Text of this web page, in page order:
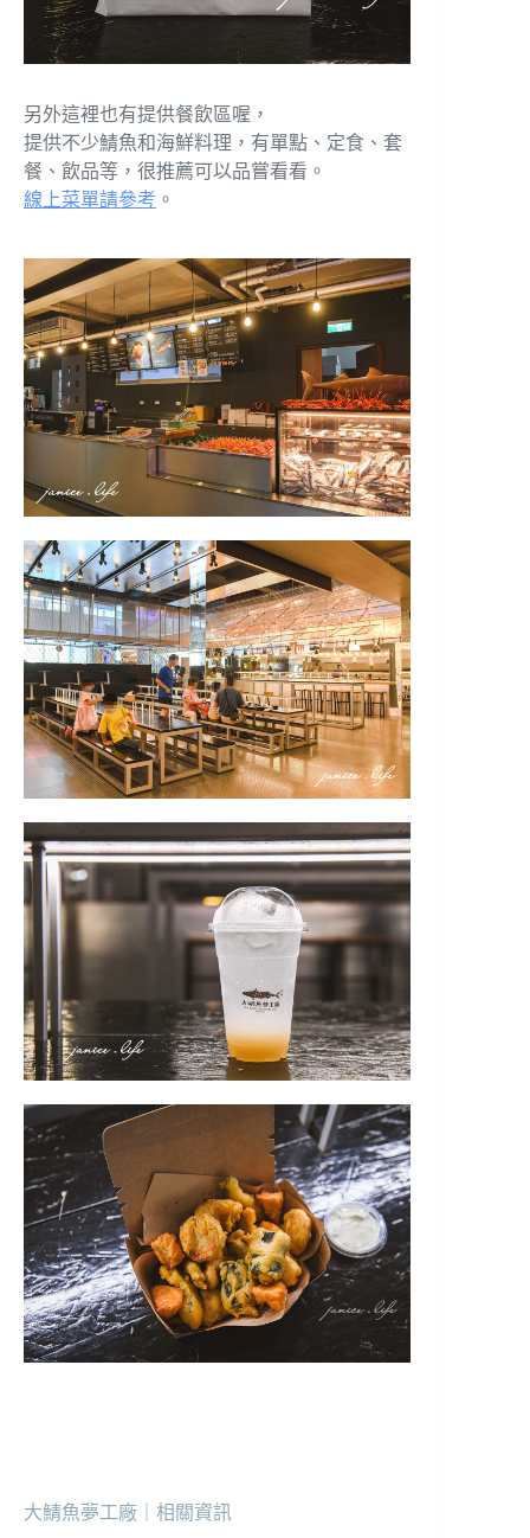
另外這裡也有提供餐飲區喔，
提供不少鯖魚和海鮮料理，有單點、定食、套
餐、飲品等，很推薦可以品嘗看看。
線上菜單請參考 。
大鯖魚夢工廠｜相關資訊